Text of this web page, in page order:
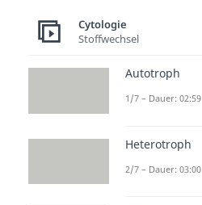
Cytologie
Stoffwechsel
Autotroph
1/7 – Dauer: 02:59
Heterotroph
2/7 – Dauer: 03:00